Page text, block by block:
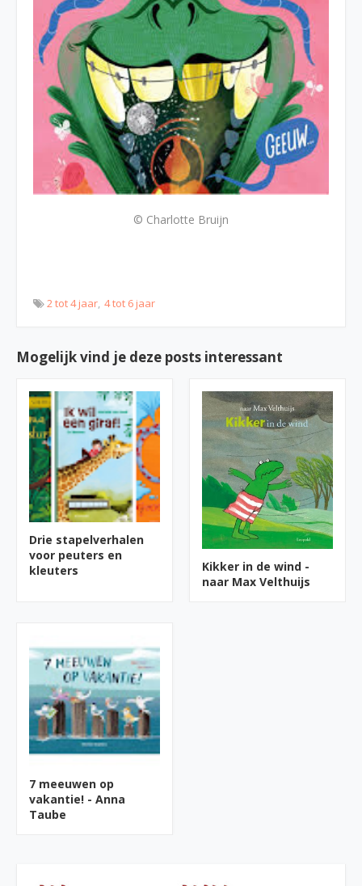
© Charlotte Bruijn
2 tot 4 jaar 4 tot 6 jaar
Mogelijk vind je deze posts interessant
Drie stapelverhalen
voor peuters en
kleuters
Kikker in de wind -
naar Max Velthuijs
7 meeuwen op
vakantie! - Anna
Taube